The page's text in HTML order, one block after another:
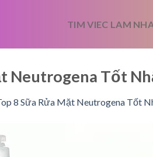
TIM VIEC LAM
Neutrogena Tốt
8 Sữa Rửa Mặt Neutrogena Tốt